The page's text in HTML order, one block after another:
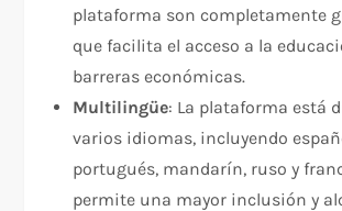
plataforma son completamente
que facilita el acceso a la
barreras económicas.
Multilingüe: La plataforma está
varios idiomas, incluyendo
portugués, mandarín, ruso y
permite una mayor inclusión y